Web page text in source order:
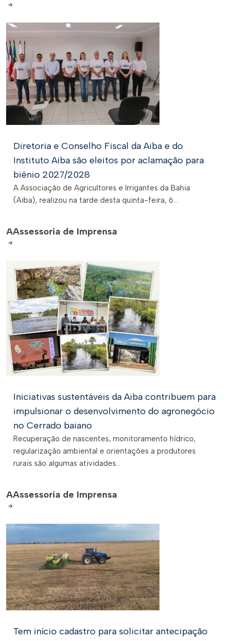
Diretoria e Conselho Fiscal da Aiba e do
Instituto Aiba são eleitos por aclamação para
biênio 2027/2028
A Associação de Agricultores e Irrigantes da Bahia
(Aiba), realizou na tarde desta quinta-feira, 6...
AAssessoria de Imprensa
Iniciativas sustentáveis da Aiba contribuem para
impulsionar o desenvolvimento do agronegócio
no Cerrado baiano
Recuperação de nascentes, monitoramento hídrico,
regularização ambiental e orientações a produtores
rurais são algumas atividades...
AAssessoria de Imprensa
Tem início cadastro para solicitar antecipação